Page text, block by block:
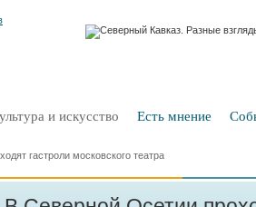
и искусство Есть мнение
гастроли московского театра